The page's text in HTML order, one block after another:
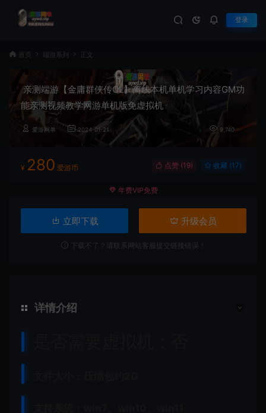
登录
首页 端游系列 正文
亲测端游【金庸群侠传OL】离线本机单机学习内容GM功
能亲测视频教学网游单机版免虚拟机
爱游网单 2024-01-21 9,740
¥ 280 爱游币 点赞 (19) 收藏 (17)
年费VIP免费
立即下载 升级会员
下载不了？请联系网站客服提交链接错误！
详情介绍